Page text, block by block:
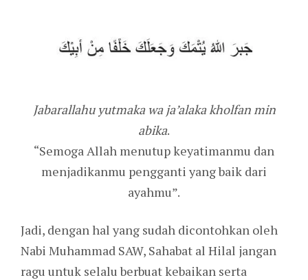
Jabarallahu yutmaka wa ja’alaka kholfan min
abika.
“Semoga Allah menutup keyatimanmu dan
menjadikanmu pengganti yang baik dari
ayahmu”.
Jadi, dengan hal yang sudah dicontohkan oleh
Nabi Muhammad SAW, Sahabat al Hilal jangan
ragu untuk selalu berbuat kebaikan serta